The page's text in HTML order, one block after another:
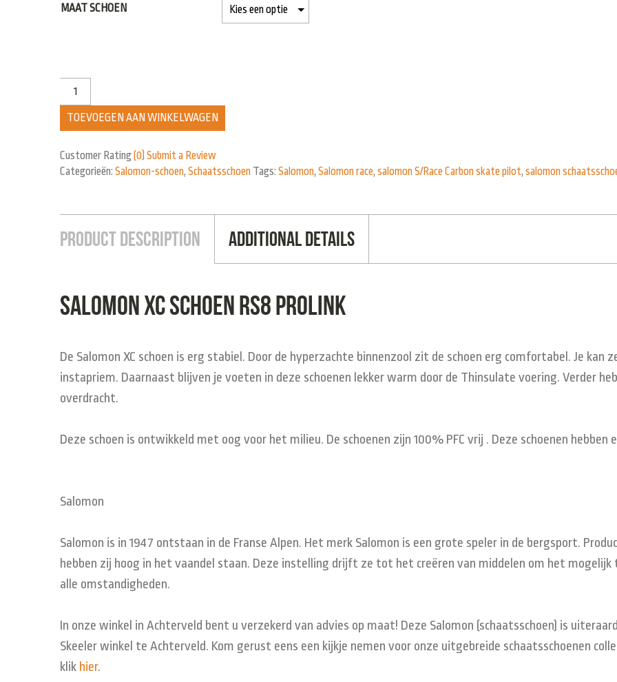
MAAT SCHOEN
TOEVOEGEN AAN WINKELWAGEN
Customer Rating (0) Submit a Review
Categorieën: Salomon-schoen, Schaatsschoen Tags: Salomon, Salomon race, salomon S/Race Carbon skate pilot, salomon
Product Description Additional Details
Salomon XC schoen RS8 Prolink
De Salomon XC schoen is erg stabiel. Door de hyperzachte binnenzool zit de schoen erg comfortabel. Je kan
instapriem. Daarnaast blijven je voeten in deze schoenen lekker warm door de Thinsulate voering. Verder
overdracht.
Deze schoen is ontwikkeld met oog voor het milieu. De schoenen zijn 100% PFC vrij . Deze schoenen hebben
Salomon
Salomon is in 1947 ontstaan in de Franse Alpen. Het merk Salomon is een grote speler in de bergsport.
hebben zij hoog in het vaandel staan. Deze instelling drijft ze tot het creëren van middelen om het
alle omstandigheden.
In onze winkel in Achterveld bent u verzekerd van advies op maat! Deze Salomon (schaatsschoen) is
Skeeler winkel te Achterveld. Kom gerust eens een kijkje nemen voor onze uitgebreide schaatsschoenen
klik hier.